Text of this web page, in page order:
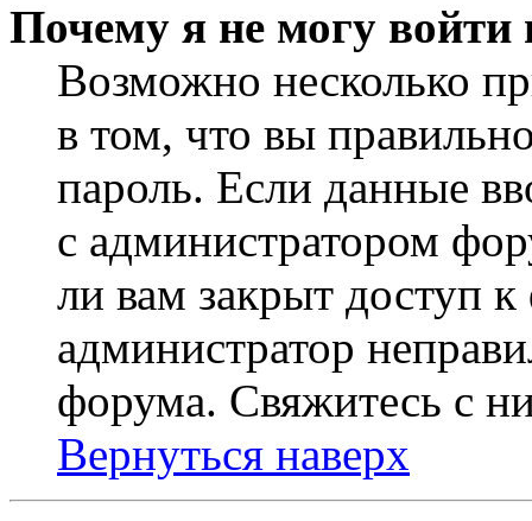
Почему я не могу войти
Возможно несколько
в том, что вы
пароль. Если данные
с администратором
ли вам закрыт доступ
администратор
форума. Свяжитесь с
Вернуться наверх